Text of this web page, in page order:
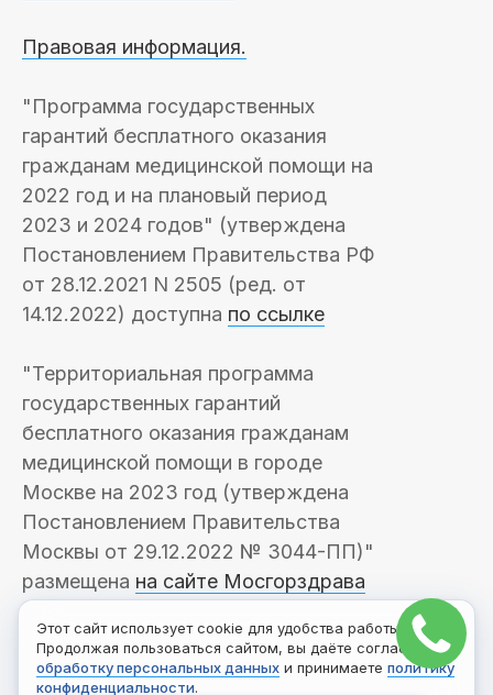
Правовая информация.
"Программа государственных
гарантий бесплатного оказания
гражданам медицинской помощи на
2022 год и на плановый период
2023 и 2024 годов" (утверждена
Постановлением Правительства РФ
от 28.12.2021 N 2505 (ред. от
14.12.2022) доступна по ссылке
"Территориальная программа
государственных гарантий
бесплатного оказания гражданам
медицинской помощи в городе
Москве на 2023 год (утверждена
Постановлением Правительства
Москвы от 29.12.2022 № 3044-ПП)"
размещена на сайте Мосгорздрава
Этот сайт использует cookie для удобства работы.
Продолжая пользоваться сайтом, вы даёте согласие на
обработку персональных данных и принимаете политику
конфиденциальности.